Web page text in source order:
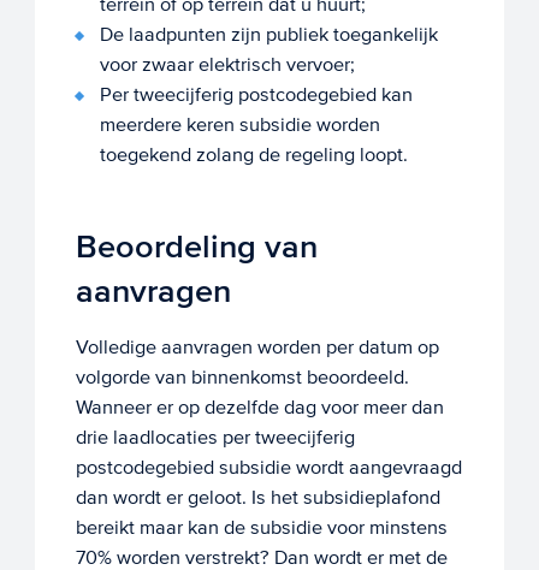
De laadpunten zijn publiek toegankelijk
voor zwaar elektrisch vervoer;
Per tweecijferig postcodegebied kan
meerdere keren subsidie worden
toegekend zolang de regeling loopt.
Beoordeling van
aanvragen
Volledige aanvragen worden per datum op
volgorde van binnenkomst beoordeeld.
Wanneer er op dezelfde dag voor meer dan
drie laadlocaties per tweecijferig
postcodegebied subsidie wordt aangevraagd
dan wordt er geloot. Is het subsidieplafond
bereikt maar kan de subsidie voor minstens
70% worden verstrekt? Dan wordt er met de